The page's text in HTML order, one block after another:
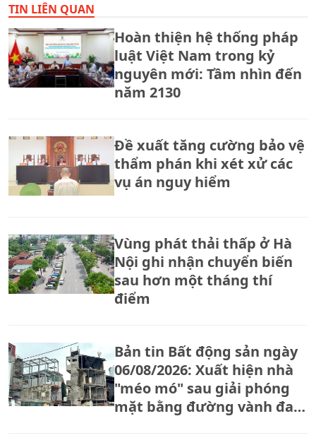
TIN LIÊN QUAN
Hoàn thiện hệ thống pháp
luật Việt Nam trong kỷ
nguyên mới: Tầm nhìn đến
năm 2130
Đề xuất tăng cường bảo vệ
thẩm phán khi xét xử các
vụ án nguy hiểm
Vùng phát thải thấp ở Hà
Nội ghi nhận chuyển biến
sau hơn một tháng thí
điểm
Bản tin Bất động sản ngày
06/08/2026: Xuất hiện nhà
"méo mó" sau giải phóng
mặt bằng đường vành đai